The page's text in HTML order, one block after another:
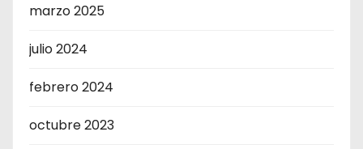
marzo 2025
julio 2024
febrero 2024
octubre 2023